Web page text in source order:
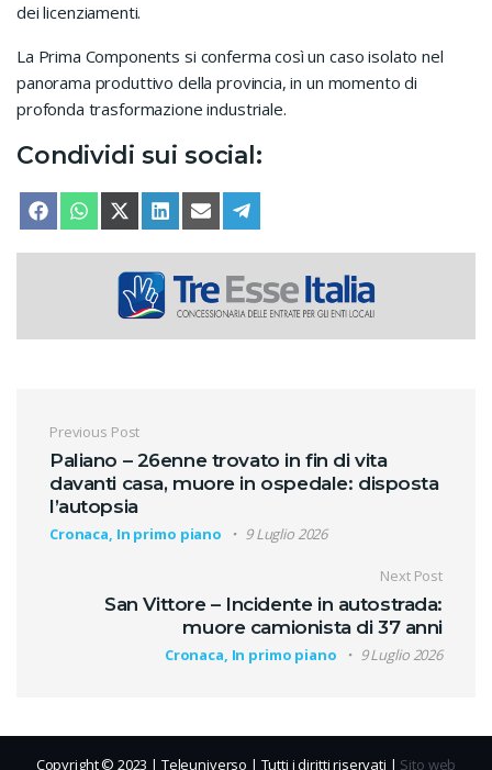
dei licenziamenti.
La Prima Components si conferma così un caso isolato nel
panorama produttivo della provincia, in un momento di
profonda trasformazione industriale.
Condividi sui social:
SHARE ON
FACEBOOKSHARE ON
WHATSAPPSHARE ON
X (TWITTER)
SHARE ON
LINKEDINSHARE ON
EMAIL
Navigazione articoli
Previous Post
Paliano – 26enne trovato in fin di vita
davanti casa, muore in ospedale: disposta
l’autopsia
Cronaca, In primo piano 9 Luglio 2026
Next Post
San Vittore – Incidente in autostrada:
muore camionista di 37 anni
Cronaca, In primo piano 9 Luglio 2026
Copyright © 2023 | Teleuniverso | Tutti i diritti riservati | Sito web